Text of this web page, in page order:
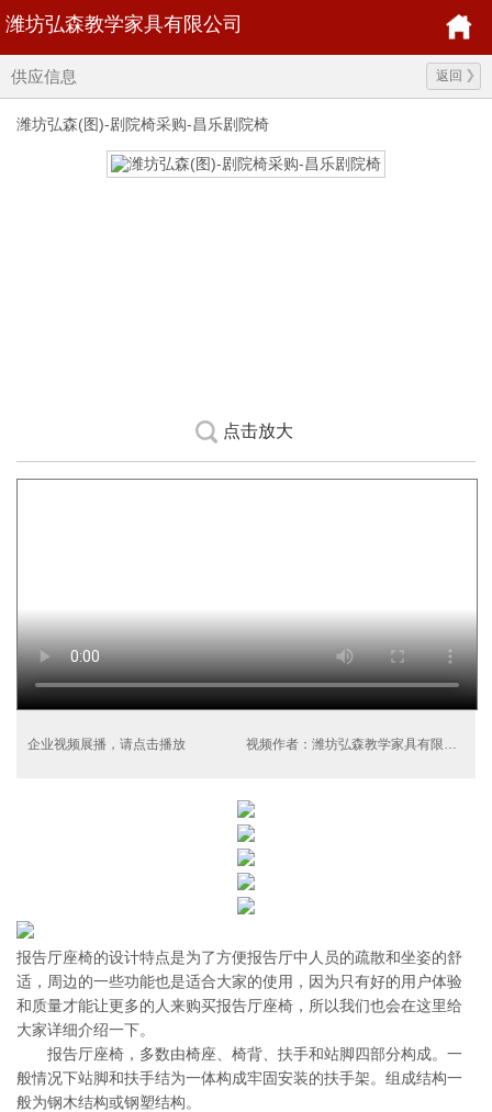
潍坊弘森教学家具有限公司
供应信息 返回
潍坊弘森(图)-剧院椅采购-昌乐剧院椅
点击放大
企业视频展播，请点击播放 视频作者：潍坊弘森教学家具有限公司
报告厅座椅的设计特点是为了方便报告厅中人员的疏散和坐姿的舒
适，周边的一些功能也是适合大家的使用，因为只有好的用户体验
和质量才能让更多的人来购买报告厅座椅，所以我们也会在这里给
大家详细介绍一下。
报告厅座椅，多数由椅座、椅背、扶手和站脚四部分构成。一
般情况下站脚和扶手结为一体构成牢固安装的扶手架。组成结构一
般为钢木结构或钢塑结构。